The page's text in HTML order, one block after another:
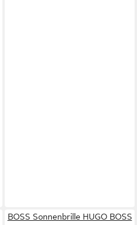
BOSS Sonnenbrille HUGO BOSS